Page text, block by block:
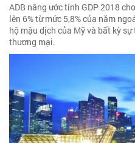
ADB nâng ước tính GDP 2018
lên 6% từ mức 5,8% của năm
hộ mậu dịch của Mỹ và bất kỳ
thương mại.